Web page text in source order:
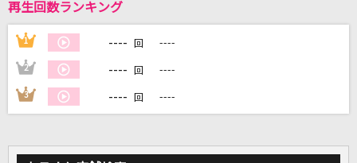
DAMに会員登録・ログインして
再生回数ランキング
1 ---- 回 ----
2 ---- 回 ----
3 ---- 回 ----